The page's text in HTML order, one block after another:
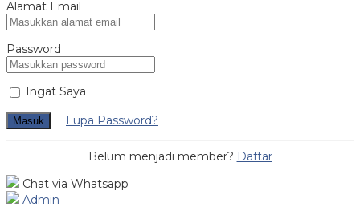
Alamat Email
Password
Ingat Saya
Masuk Lupa Password?
Belum menjadi member? Daftar
Chat via Whatsapp
Admin